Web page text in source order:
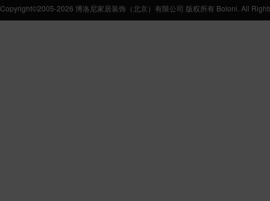
Copyright©2005-2026 博洛尼家居装饰（北京）有限公司 版权所有 Boloni. All